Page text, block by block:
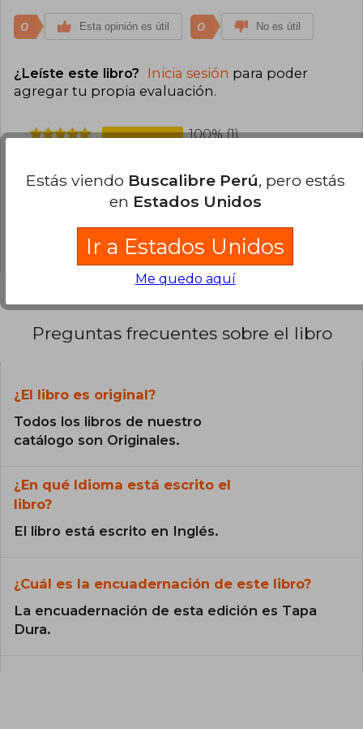
0 Esta opinión es útil 0 No es útil
¿Leíste este libro? Inicia sesión para poder
agregar tu propia evaluación.
100% (1)
0% (0)
0% (0)
Preguntas frecuentes sobre el libro
¿El libro es original?
Todos los libros de nuestro
catálogo son Originales.
¿En qué Idioma está escrito el
libro?
El libro está escrito en Inglés.
¿Cuál es la encuadernación de este libro?
La encuadernación de esta edición es Tapa
Dura.
Estás viendo Buscalibre Perú, pero estás
en Estados Unidos
Ir a Estados Unidos
Me quedo aquí